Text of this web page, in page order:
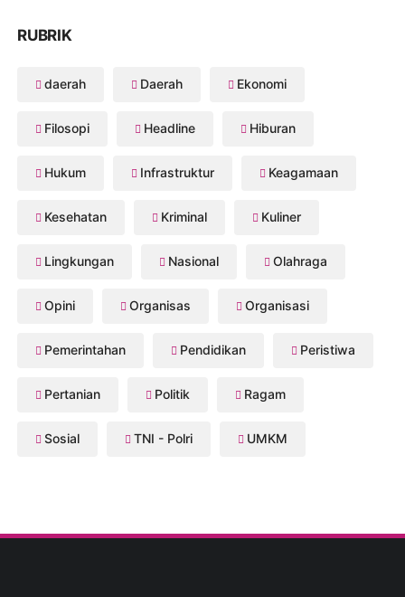
RUBRIK
daerah Daerah Ekonomi
Filosopi Headline Hiburan
Hukum Infrastruktur Keagamaan
Kesehatan Kriminal Kuliner
Lingkungan Nasional Olahraga
Opini Organisas Organisasi
Pemerintahan Pendidikan Peristiwa
Pertanian Politik Ragam
Sosial TNI - Polri UMKM